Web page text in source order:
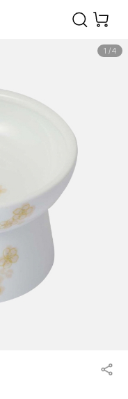
1 /4